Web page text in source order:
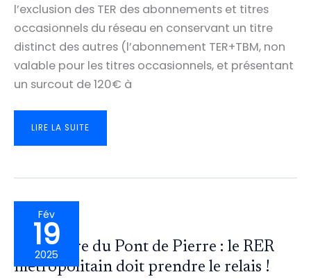
l’exclusion des TER des abonnements et titres
occasionnels du réseau en conservant un titre
distinct des autres (l’abonnement TER+TBM, non
valable pour les titres occasionnels, et présentant
un surcout de 120€ à
🚅
BORDEAUX
DOIT
PAS
PRENDRE
DE
RETARD
PAR
RAPPORT
AUX
AUTRES
MÉTROPOLES
LIRE LA SUITE
Fév
19
2025
Fermeture du Pont de Pierre : le RER
métropolitain doit prendre le relais !